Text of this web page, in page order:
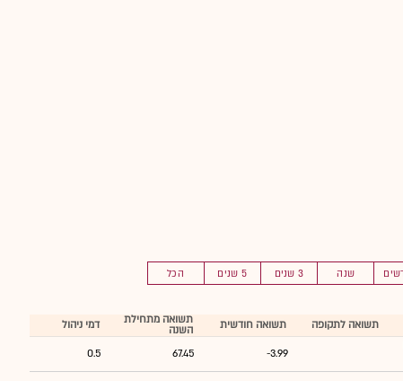
שנה 3 שנים 5 שנים הכל
תשואה לתקופה תשואה חודשית
תשואה מתחילת
השנה
דמי ניהול
-3.99
67.45
0.5